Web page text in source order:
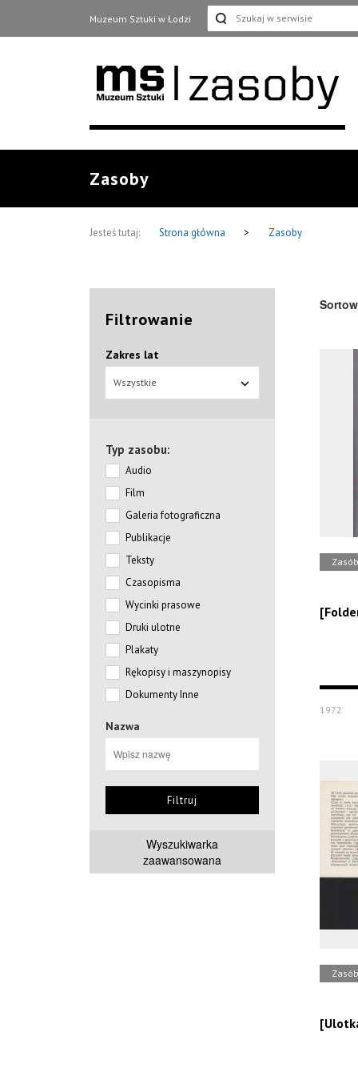
Muzeum Sztuki w Łodzi
Zasoby
Jesteś tutaj: Strona główna > Zasoby
Filtrowanie
Zakres lat
Wszystkie
Typ zasobu:
Audio
Film
Galeria fotograficzna
Publikacje
Teksty
Czasopisma
Wycinki prasowe
Druki ulotne
Plakaty
Rękopisy i maszynopisy
Dokumenty Inne
Nazwa
Filtruj
Wyszukiwarka
zaawansowana
Zasób
1972
Zasób